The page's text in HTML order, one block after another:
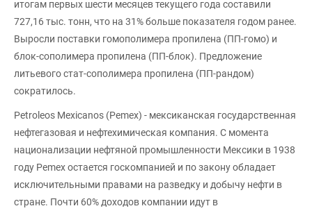
итогам первых шести месяцев текущего года составили
727,16 тыс. тонн, что на 31% больше показателя годом ранее.
Выросли поставки гомополимера пропилена (ПП-гомо) и
блок-сополимера пропилена (ПП-блок). Предложение
литьевого стат-сополимера пропилена (ПП-рандом)
сократилось.
Petroleos Mexicanos (Pemex) - мексиканская государственная
нефтегазовая и нефтехимическая компания. С момента
национализации нефтяной промышленности Мексики в 1938
году Pemex остается госкомпанией и по закону обладает
исключительными правами на разведку и добычу нефти в
стране. Почти 60% доходов компании идут в